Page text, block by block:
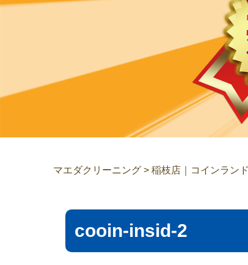
マエダクリーニング > 稲枝店｜コインラン
cooin-insid-2